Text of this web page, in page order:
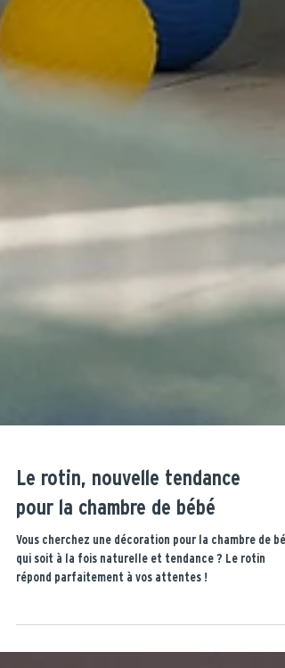
Le rotin, nouvelle tendance
pour la chambre de bébé
Vous cherchez une décoration pour la chambre de
qui soit à la fois naturelle et tendance ? Le rotin